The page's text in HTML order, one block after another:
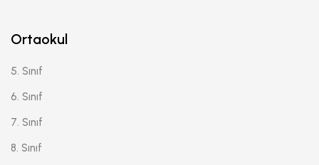
Ortaokul
5. Sınıf
6. Sınıf
7. Sınıf
8. Sınıf